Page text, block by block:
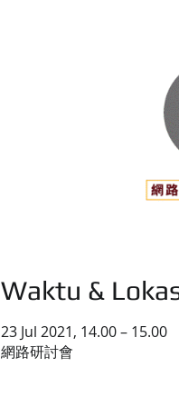
Waktu &
23 Jul 2021, 14.00 – 15.00
網路研討會